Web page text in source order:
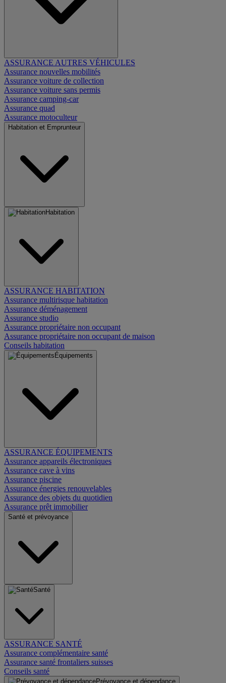
ASSURANCE AUTRES VÉHICULES
Assurance nouvelles mobilités
Assurance voiture de collection
Assurance voiture sans permis
Assurance camping-car
Assurance quad
Assurance motoculteur
Habitation et Emprunteur
Habitation
ASSURANCE HABITATION
Assurance multirisque habitation
Assurance déménagement
Assurance studio
Assurance propriétaire non occupant
Assurance propriétaire non occupant de maison
Conseils habitation
Équipements
ASSURANCE ÉQUIPEMENTS
Assurance appareils électroniques
Assurance cave à vins
Assurance piscine
Assurance énergies renouvelables
Assurance des objets du quotidien
Assurance prêt immobilier
Santé et prévoyance
Santé
ASSURANCE SANTÉ
Assurance complémentaire santé
Assurance santé frontaliers suisses
Conseils santé
Prévoyance et dépendance